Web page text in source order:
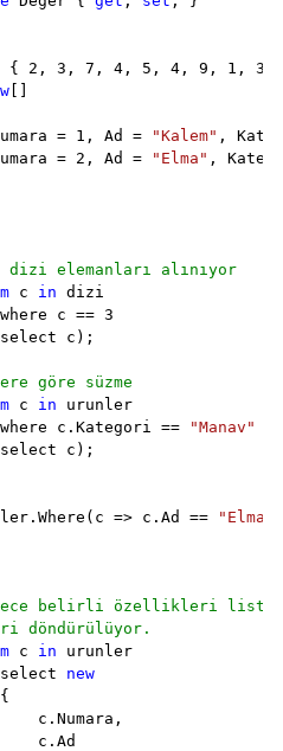
{ 2, 3, 7, 4, 5, 4, 9, 1, 3
[]
= 1, Ad = "Kalem" ,
= 2, Ad = "Elma" ,
elemanları alınıyor
c in dizi
c == 3
c);
göre süzme
c in urunler
c.Kategori ==
"Manav"
c);
=> c.Ad == "Elma"
belirli özellikleri
döndürülüyor.
c in urunler
new
c.Numara,
c.Ad